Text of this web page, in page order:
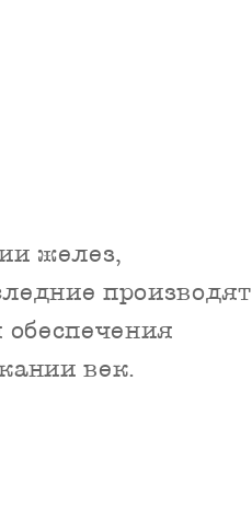
желез,
производят
век.